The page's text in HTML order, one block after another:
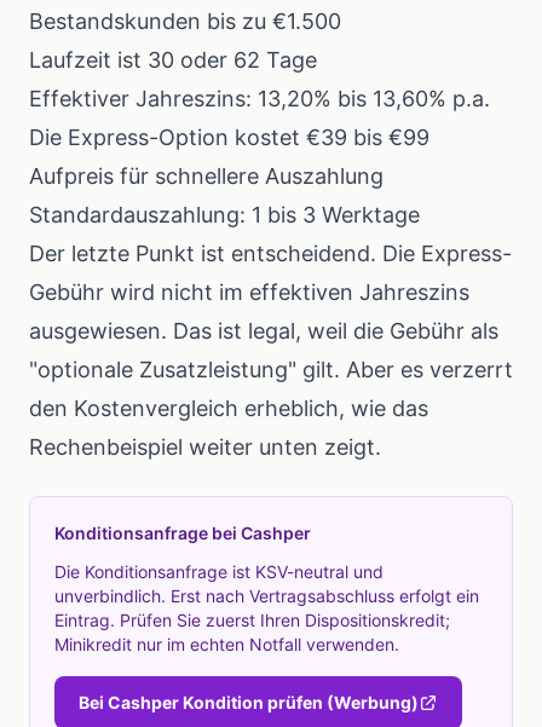
Bestandskunden bis zu €1.500
Laufzeit ist 30 oder 62 Tage
Effektiver Jahreszins: 13,20% bis 13,60% p.a.
Die Express-Option kostet €39 bis €99
Aufpreis für schnellere Auszahlung
Standardauszahlung: 1 bis 3 Werktage
Der letzte Punkt ist entscheidend. Die Express-
Gebühr wird nicht im effektiven Jahreszins
ausgewiesen. Das ist legal, weil die Gebühr als
"optionale Zusatzleistung" gilt. Aber es verzerrt
den Kostenvergleich erheblich, wie das
Rechenbeispiel weiter unten zeigt.
Konditionsanfrage bei Cashper
Die Konditionsanfrage ist KSV-neutral und
unverbindlich. Erst nach Vertragsabschluss erfolgt ein
Eintrag. Prüfen Sie zuerst Ihren Dispositionskredit;
Minikredit nur im echten Notfall verwenden.
Bei Cashper Kondition prüfen (Werbung)